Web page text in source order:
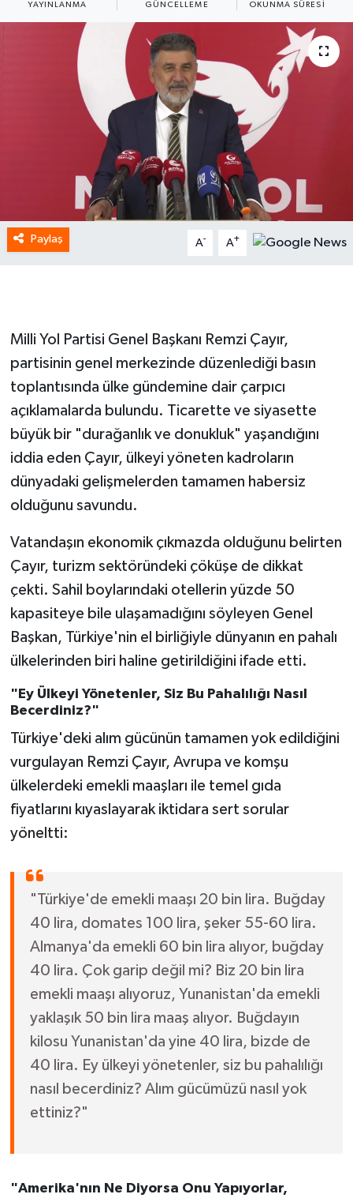
YAYINLANMA GÜNCELLEME OKUNMA SÜRESI
Paylaş A- A+
Milli Yol Partisi Genel Başkanı Remzi Çayır,
partisinin genel merkezinde düzenlediği basın
toplantısında ülke gündemine dair çarpıcı
açıklamalarda bulundu. Ticarette ve siyasette
büyük bir "durağanlık ve donukluk" yaşandığını
iddia eden Çayır, ülkeyi yöneten kadroların
dünyadaki gelişmelerden tamamen habersiz
olduğunu savundu.
Vatandaşın ekonomik çıkmazda olduğunu belirten
Çayır, turizm sektöründeki çöküşe de dikkat
çekti. Sahil boylarındaki otellerin yüzde 50
kapasiteye bile ulaşamadığını söyleyen Genel
Başkan, Türkiye'nin el birliğiyle dünyanın en pahalı
ülkelerinden biri haline getirildiğini ifade etti.
"Ey Ülkeyi Yönetenler, Siz Bu Pahalılığı Nasıl
Becerdiniz?"
Türkiye'deki alım gücünün tamamen yok edildiğini
vurgulayan Remzi Çayır, Avrupa ve komşu
ülkelerdeki emekli maaşları ile temel gıda
fiyatlarını kıyaslayarak iktidara sert sorular
yöneltti:
"Türkiye'de emekli maaşı 20 bin lira. Buğday
40 lira, domates 100 lira, şeker 55-60 lira.
Almanya'da emekli 60 bin lira alıyor, buğday
40 lira. Çok garip değil mi? Biz 20 bin lira
emekli maaşı alıyoruz, Yunanistan'da emekli
yaklaşık 50 bin lira maaş alıyor. Buğdayın
kilosu Yunanistan'da yine 40 lira, bizde de
40 lira. Ey ülkeyi yönetenler, siz bu pahalılığı
nasıl becerdiniz? Alım gücümüzü nasıl yok
ettiniz?"
"Amerika'nın Ne Diyorsa Onu Yapıyorlar,